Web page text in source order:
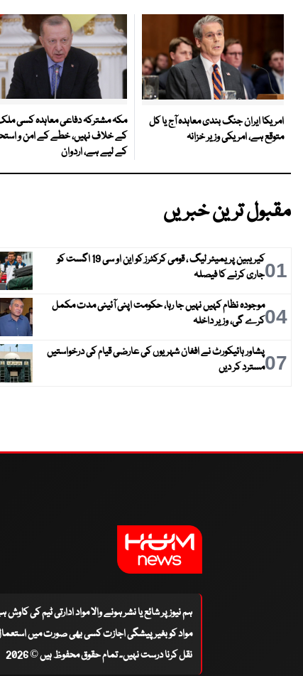
امریکا ایران جنگ بندی معاہدہ آج یا کل
متوقع ہے، امریکی وزیر خزانہ
مکہ مشترکہ دفاعی معاہدہ کسی
کے خلاف نہیں، خطے کے امن و
کے لیے ہے، اردوان
مقبول ترین خبریں
01
کیریبین پریمیئر لیگ ، قومی کرکٹرز کو این او سی 19 اگست کو
جاری کرنے کا فیصلہ
04موجودہ نظام کہیں نہیں جا رہا، حکومت اپنی آئینی مدت مکمل
کرے گی، وزیر داخلہ
07پشاور ہائیکورٹ نے افغان شہریوں کی عارضی قیام کی درخواستیں
مسترد کر دیں
ہم نیوز پر شائع یا نشر ہونے والا مواد ادارتی ٹیم کی
مواد کو بغیر پیشگی اجازت کسی بھی صورت میں
نقل کرنا درست نہیں۔ تمام حقوق محفوظ ہیں © 2026